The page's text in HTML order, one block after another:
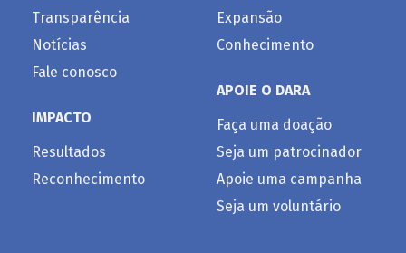
Transparência
Notícias
Fale conosco
IMPACTO
Resultados
Reconhecimento
Expansão
Conhecimento
APOIE O DARA
Faça uma doação
Seja um patrocinador
Apoie uma campanha
Seja um voluntário